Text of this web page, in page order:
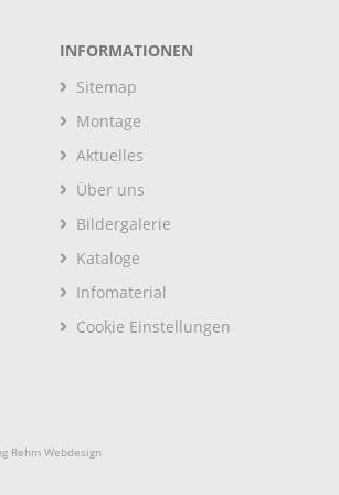
INFORMATIONEN
Sitemap
Montage
Aktuelles
Über uns
Bildergalerie
Kataloge
Infomaterial
Cookie Einstellungen
Rehm Webdesign